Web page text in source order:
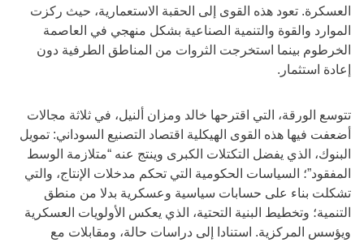
العسكرة. تعود هذه القوى إلى الحقبة الاستعمارية، حيث ركزت
الموارد والقوة والتنمية الصناعية بشكل منهجي في العاصمة
الخرطوم بينما استخرجت الثروات من المناطق الطرفية دون
إعادة استثمار.
تتوسع الورقة، التي اقترحها خالد ومزان ألنيل، في ثلاثة مجالات
أضعفت فيها هذه القوى الهيكلية اقتصاد التصنيع السوداني: تمويل
البنوك، الذي يفضل التكتلات الكبرى وينتج عنه “متلازمة الوسط
المفقود”؛ السياسات الحكومية التي تحكم مدخلات الإنتاج، والتي
تشكلت بناء على حسابات سياسية وعسكرية بدلا من منطق
التنمية؛ وتخطيط البنية التحتية، الذي يعكس الأولويات العسكرية
ويؤسس المركزية. استنادا إلى دراسات حالة، ومقابلات مع